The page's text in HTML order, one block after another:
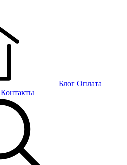
Блог Оплата
Контакты